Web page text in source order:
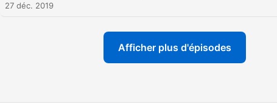
27 déc. 2019
Afficher plus d'épisodes